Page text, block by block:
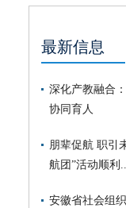
最新信息